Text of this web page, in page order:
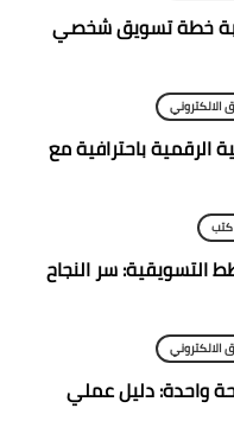
خطة تسويق شخصي
الالكتروني
باحترافية مع
التسويقية: سر النجاح
الالكتروني
دليل عملي